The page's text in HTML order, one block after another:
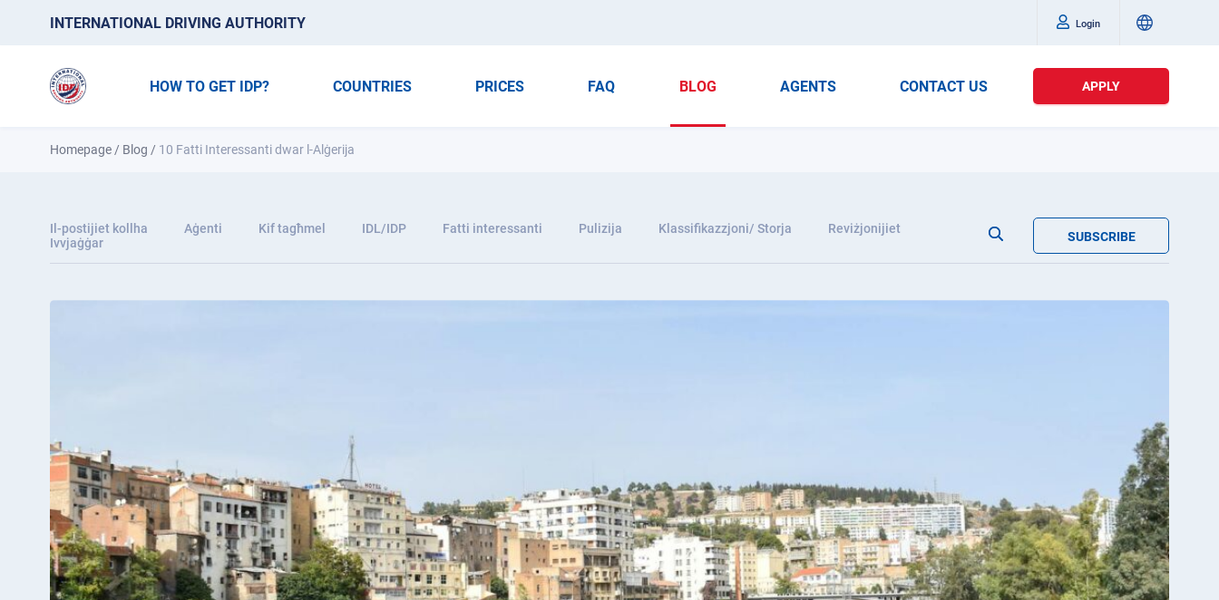
INTERNATIONAL DRIVING AUTHORITY Login
HOW TO GET IDP? COUNTRIES PRICES FAQ BLOG AGENTS CONTACT US APPLY
Homepage / Blog / 10 Fatti Interessanti dwar l-Alġerija
Il-postijiet kollha Aġenti Kif tagħmel IDL/IDP Fatti interessanti Pulizija Klassifikazzjoni/ Storja
Reviżjonijiet
Ivvjaġġar
SUBSCRIBE